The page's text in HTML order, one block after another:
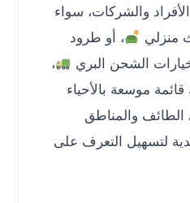
الأفراد والشركات، سواء
منزلي
، أو طرود
الشحن البري
،
قائمة موسعة بالأحياء
الطائف والمناطق
لتسهيل التعرف على